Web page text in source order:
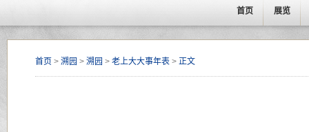
首页 展览
首页 > 溯园 > 溯园 > 老上大大事年表 > 正文